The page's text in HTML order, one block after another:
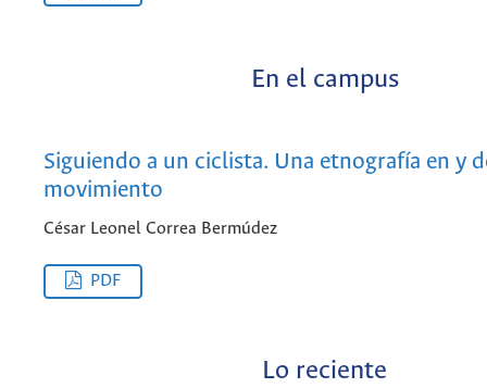
En el campus
Siguiendo a un ciclista. Una etnografía en y
movimiento
César Leonel Correa Bermúdez
PDF
Lo reciente